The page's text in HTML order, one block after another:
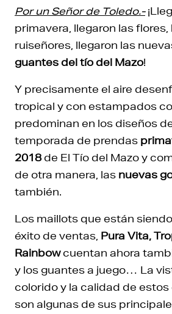
Por un Señor de Toledo.-
primavera, llegaron las flores,
ruiseñores, llegaron las
guantes del tío del Mazo!
Y precisamente el aire
tropical y con estampados
predominan en los diseños
temporada de prendas
2018de El Tío del Mazo y
de otra manera, las nuevas
también.
Los maillots que están
éxito de ventas, Pura Vita,
Rainbowcuentan ahora
y los guantes a juego… La
colorido y la calidad de
son algunas de sus